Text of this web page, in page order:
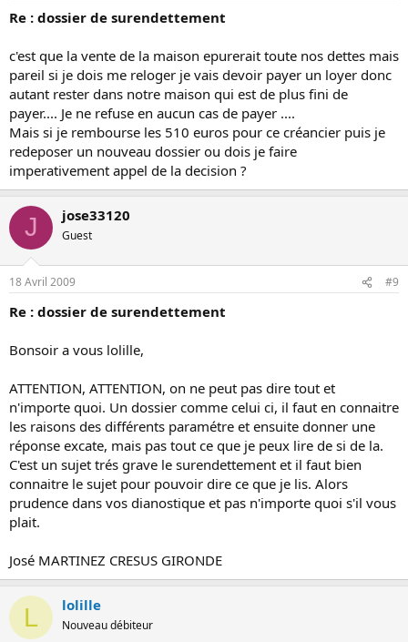
Re : dossier de surendettement
c'est que la vente de la maison epurerait toute nos dettes mais
pareil si je dois me reloger je vais devoir payer un loyer donc
autant rester dans notre maison qui est de plus fini de
payer.... Je ne refuse en aucun cas de payer ....
Mais si je rembourse les 510 euros pour ce créancier puis je
redeposer un nouveau dossier ou dois je faire
imperativement appel de la decision ?
J jose33120
Guest
18 Avril 2009 #9
Re : dossier de surendettement
Bonsoir a vous lolille,
ATTENTION, ATTENTION, on ne peut pas dire tout et
n'importe quoi. Un dossier comme celui ci, il faut en connaitre
les raisons des différents paramétre et ensuite donner une
réponse excate, mais pas tout ce que je peux lire de si de la.
C'est un sujet trés grave le surendettement et il faut bien
connaitre le sujet pour pouvoir dire ce que je lis. Alors
prudence dans vos dianostique et pas n'importe quoi s'il vous
plait.
José MARTINEZ CRESUS GIRONDE
L lolille
Nouveau débiteur